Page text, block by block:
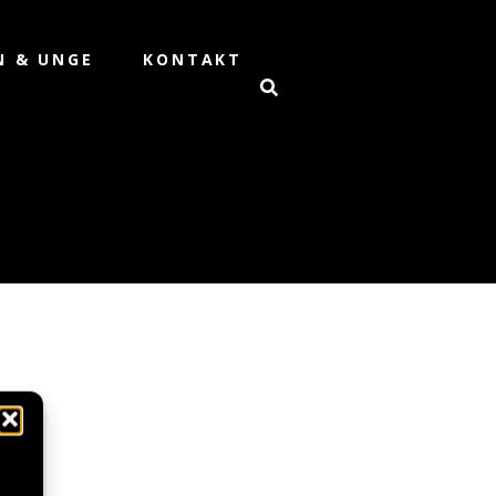
& UNGE KONTAKT